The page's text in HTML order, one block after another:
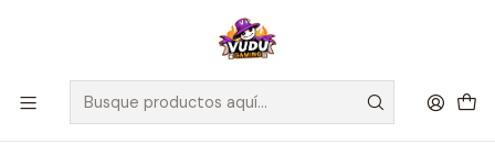
🚀 ¡Despachamos a todo Chile! Envío GRATIS a Regiones sobre
$100.000 y a RM sobre $35.000
Inicio Juegos de Mesa Competitivos
It’s a Wonderful World - Expansión Auge y Corrupción -
Español